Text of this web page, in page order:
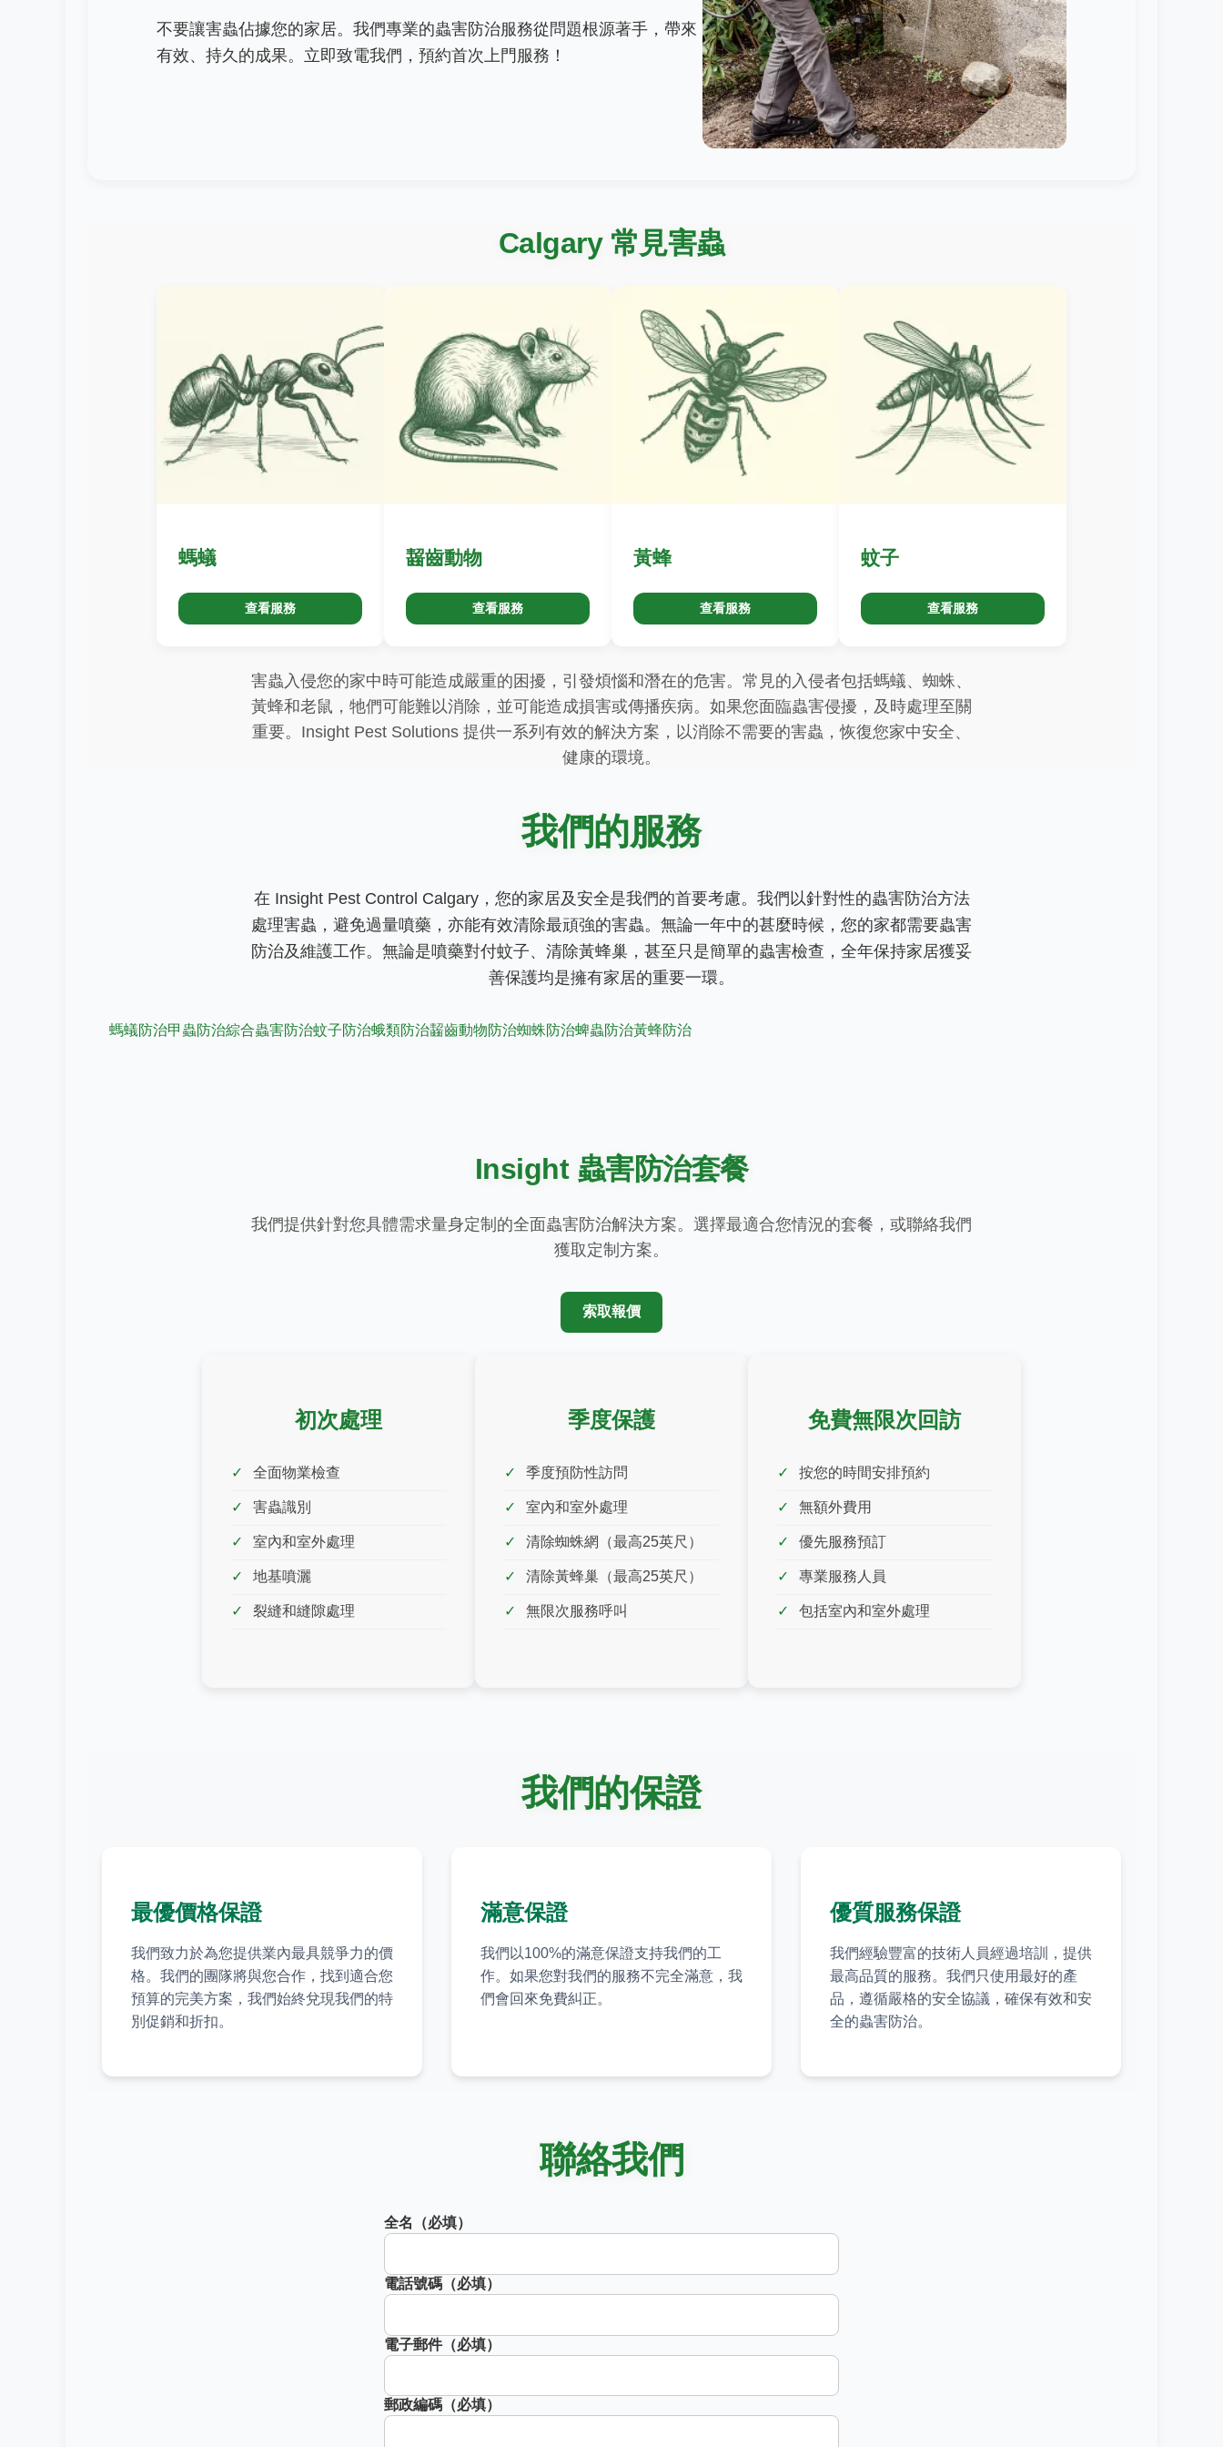
不要讓害蟲佔據您的家居。我們專業的蟲害防治服務從問題根源著手，帶來
有效、持久的成果。立即致電我們，預約首次上門服務！
Calgary 常見害蟲
螞蟻
查看服務
齧齒動物
查看服務
黃蜂
查看服務
蚊子
查看服務
害蟲入侵您的家中時可能造成嚴重的困擾，引發煩惱和潛在的危害。常見的入侵者包括螞蟻、蜘蛛、
黃蜂和老鼠，牠們可能難以消除，並可能造成損害或傳播疾病。如果您面臨蟲害侵擾，及時處理至關
重要。Insight Pest Solutions 提供一系列有效的解決方案，以消除不需要的害蟲，恢復您家中安全、
健康的環境。
我們的服務
在 Insight Pest Control Calgary，您的家居及安全是我們的首要考慮。我們以針對性的蟲害防治方法
處理害蟲，避免過量噴藥，亦能有效清除最頑強的害蟲。無論一年中的甚麼時候，您的家都需要蟲害
防治及維護工作。無論是噴藥對付蚊子、清除黃蜂巢，甚至只是簡單的蟲害檢查，全年保持家居獲妥
善保護均是擁有家居的重要一環。
螞蟻防治甲蟲防治綜合蟲害防治蚊子防治蛾類防治齧齒動物防治蜘蛛防治蜱蟲防治黃蜂防治
Insight 蟲害防治套餐
我們提供針對您具體需求量身定制的全面蟲害防治解決方案。選擇最適合您情況的套餐，或聯絡我們
獲取定制方案。
索取報價
初次處理
全面物業檢查
害蟲識別
室內和室外處理
地基噴灑
裂縫和縫隙處理
季度保護
季度預防性訪問
室內和室外處理
清除蜘蛛網（最高25英尺）
清除黃蜂巢（最高25英尺）
無限次服務呼叫
免費無限次回訪
按您的時間安排預約
無額外費用
優先服務預訂
專業服務人員
包括室內和室外處理
我們的保證
最優價格保證
我們致力於為您提供業內最具競爭力的價
格。我們的團隊將與您合作，找到適合您
預算的完美方案，我們始終兌現我們的特
別促銷和折扣。
滿意保證
我們以100%的滿意保證支持我們的工
作。如果您對我們的服務不完全滿意，我
們會回來免費糾正。
優質服務保證
我們經驗豐富的技術人員經過培訓，提供
最高品質的服務。我們只使用最好的產
品，遵循嚴格的安全協議，確保有效和安
全的蟲害防治。
聯絡我們
全名（必填）
電話號碼（必填）
電子郵件（必填）
郵政編碼（必填）